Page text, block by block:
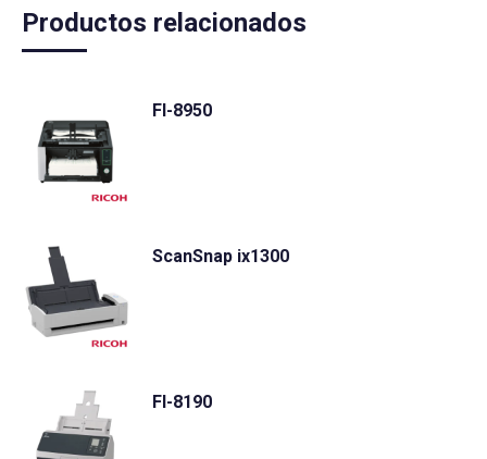
Productos relacionados
FI-8950
ScanSnap ix1300
FI-8190